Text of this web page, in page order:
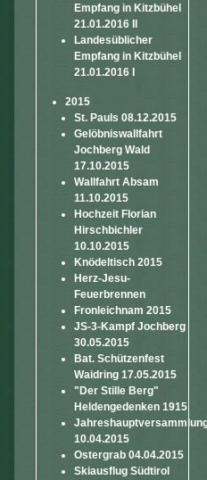
Empfang in Kitzbühel
21.01.2016 II
Landesüblicher
Empfang in Kitzbühel
21.01.2016 I
2015
St. Pauls 08.12.2015
Gelöbniswallfahrt
Jochberg Wald
17.10.2015
Wallfahrt Absam
11.10.2015
Hochzeit Florian
Hirschbichler
10.10.2015
Knödeltisch 2015
Herz-Jesu-
Feuerbrennen
Fronleichnam 2015
JS-3-Kampf Jochberg
30.05.2015
Bat. Schützenfest
Waidring 17.05.2015
"Der Stille Berg"
Heldengedenken 1915
10.04.2015
Ostergrab 04.04.2015
Skiausflug Südtirol